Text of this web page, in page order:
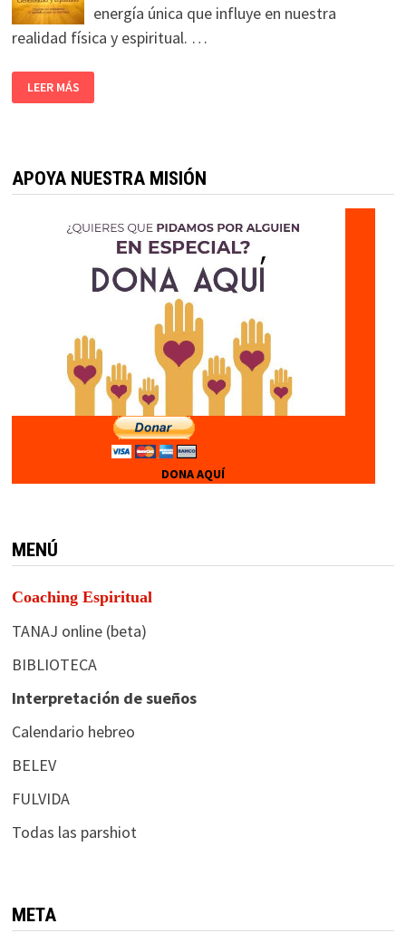
energía única que influye en nuestra
realidad física y espiritual. …
LEER MÁS
APOYA NUESTRA MISIÓN
DONA AQUÍ
MENÚ
Coaching Espiritual
TANAJ online (beta)
BIBLIOTECA
Interpretación de sueños
Calendario hebreo
BELEV
FULVIDA
Todas las parshiot
META